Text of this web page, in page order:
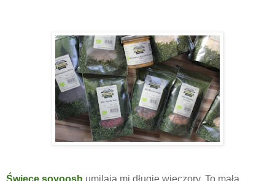
Świece soyoosh umilają mi długie wieczory. To mała